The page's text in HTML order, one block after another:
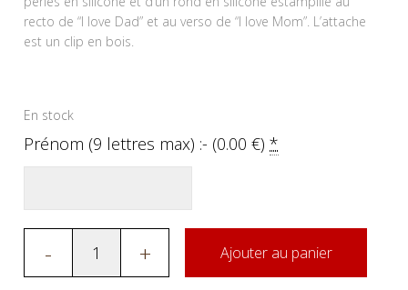
recto de “I love Dad” et au verso de “I love Mom”. L’attache
est un clip en bois.
En stock
Prénom (9 lettres max) :- (0.00€)*
- + Ajouter au panier